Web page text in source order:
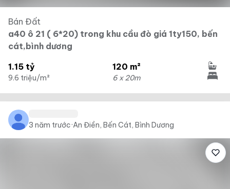
Bán Đất
a40 ô 21 ( 6*20) trong khu cầu đò giá 1ty150, bến
cát,bình dương
1.15 tỷ
9.6 triệu/m²
120 m²
6 x 20m
3 năm trước·An Điền, Bến Cát, Bình Dương